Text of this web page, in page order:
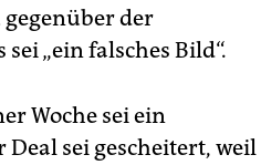
der
sei „ein falsches Bild“.
Woche sei ein
sei gescheitert, weil